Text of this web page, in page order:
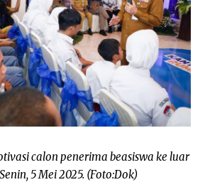
calon penerima beasiswa ke luar
5 Mei 2025. (Foto:Dok)